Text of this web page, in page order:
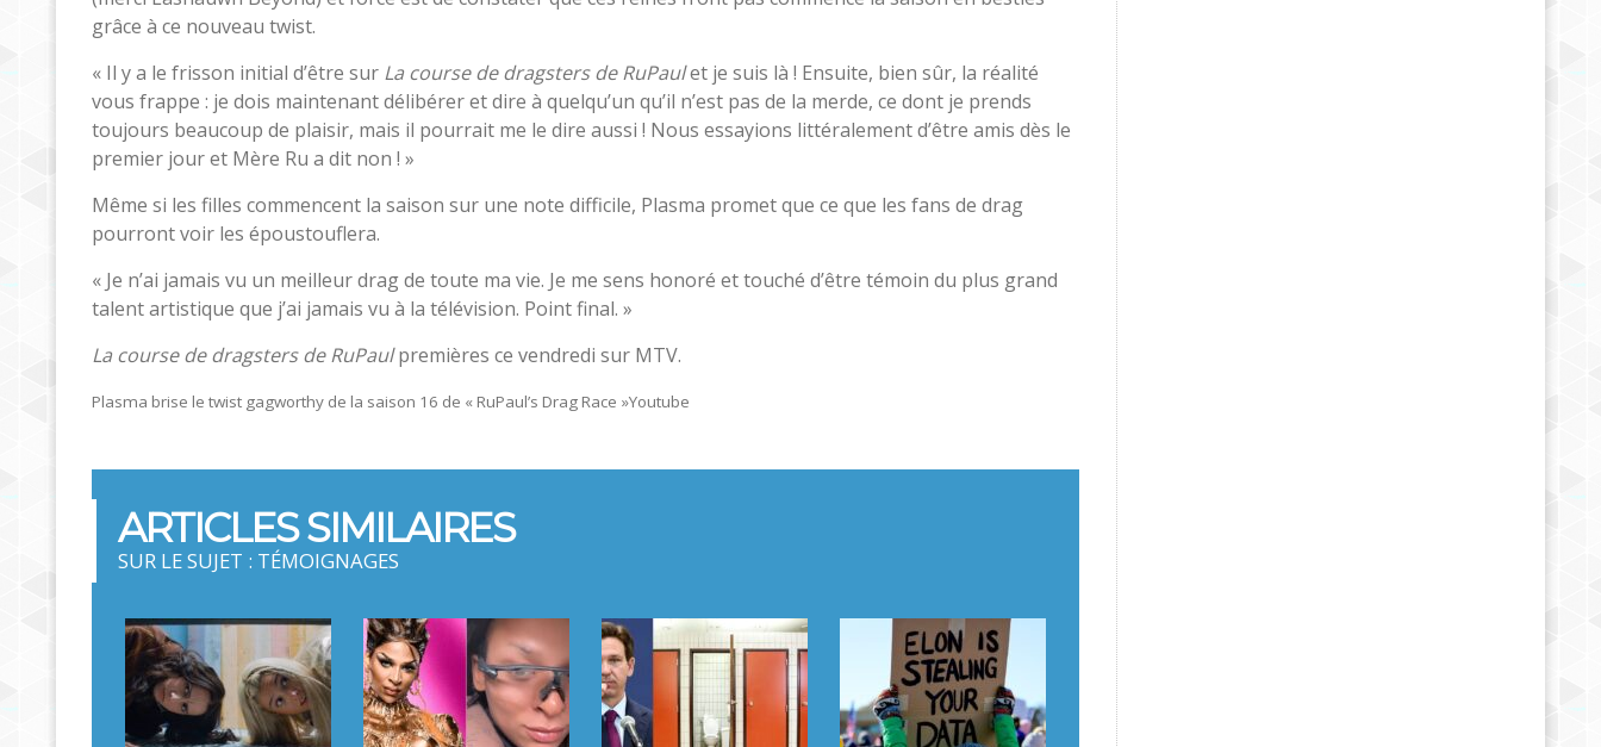
grâce à ce nouveau twist.
« Il y a le frisson initial d’être sur La course de dragsters de RuPaulet je suis là ! Ensuite, bien sûr, la réalité
vous frappe : je dois maintenant délibérer et dire à quelqu’un qu’il n’est pas de la merde, ce dont je prends
toujours beaucoup de plaisir, mais il pourrait me le dire aussi ! Nous essayions littéralement d’être amis dès le
premier jour et Mère Ru a dit non ! »
Même si les filles commencent la saison sur une note difficile, Plasma promet que ce que les fans de drag
pourront voir les époustouflera.
« Je n’ai jamais vu un meilleur drag de toute ma vie. Je me sens honoré et touché d’être témoin du plus grand
talent artistique que j’ai jamais vu à la télévision. Point final. »
La course de dragsters de RuPaulpremières ce vendredi sur MTV.
Plasma brise le twist gagworthy de la saison 16 de « RuPaul’s Drag Race »Youtube
ARTICLES SIMILAIRES
SUR LE SUJET : TÉMOIGNAGES